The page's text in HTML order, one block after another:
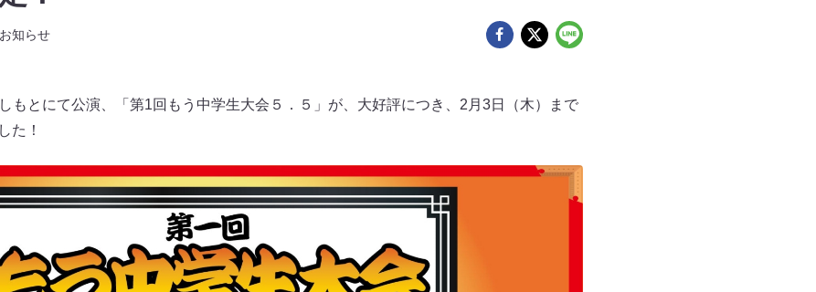
お知らせ
もとにて公演、「第1回もう中学生大会５．５」が、大好評につき、2月3日（木）まで
た！